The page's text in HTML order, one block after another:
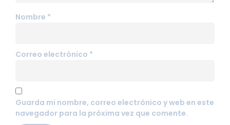
Nombre *
Correo electrónico *
Guarda mi nombre, correo electrónico y web en este
navegador para la próxima vez que comente.